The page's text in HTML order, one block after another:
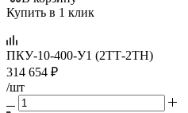
Купить в 1 клик
ПКУ-10-400-У1 (2ТТ-2ТН)
314 654 ₽
/шт